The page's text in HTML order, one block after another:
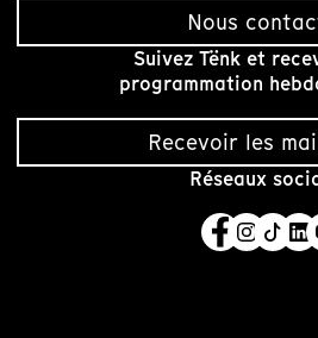
Nous
Suivez Tënk et
programmation
Recevoir les
Réseaux